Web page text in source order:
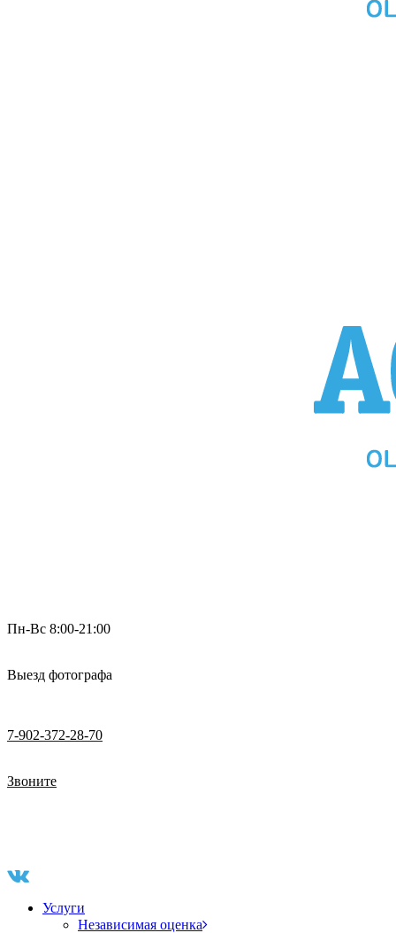
Пн-Вс 8:00-21:00
Выезд фотографа
7-902-372-28-70
Звоните
Услуги
Независимая оценка